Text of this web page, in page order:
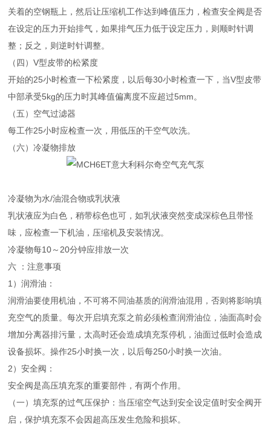
关着的空钢瓶上，然后让压缩机工作达到峰值压力，检查安全阀是否
在设定的压力开始排气，如果排气压力低于设定压力，则顺时针调
整；反之，则逆时针调整。
（四）V型皮带的松紧度
开始的25小时检查一下松紧度，以后每30小时检查一下，当V型皮带
中部承受5kg的压力时其峰值偏离度不应超过5mm。
（五）空气过滤器
每工作25小时应检查一次，用低压的干空气吹洗。
（六）冷凝物排放
冷凝物为水/油混合物或乳状液
乳状液应为白色，稍带棕色也可，如乳状液突然变成深棕色且带怪
味，应检查一下机油，压缩机及安装情况。
冷凝物每10～20分钟应排放一次
六 ：注意事项
1）润滑油：
润滑油要使用机油，不可将不同油基质的润滑油混用，否则将影响填
充空气的质量。每次开启填充泵之前必须检查润滑油位，油面高时会
增加分离器排污量，太高时还会造成填充泵停机，油面过低时会造成
设备损坏。操作25小时换一次，以后每250小时换一次油。
2）安全阀：
安全阀是高压填充泵的重要部件，有两个作用。
（一）填充泵的过气压保护：当压缩空气达到安全设定值时安全阀开
启，保护填充泵不会因超高压发生危险和损坏。